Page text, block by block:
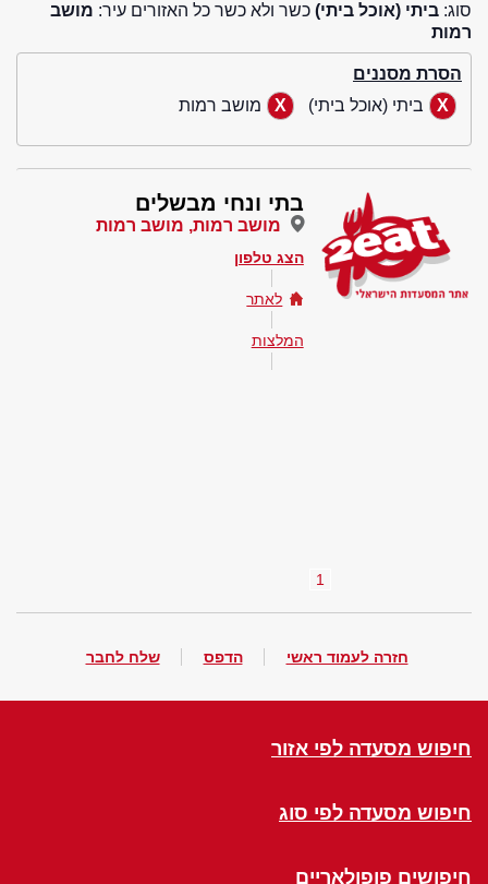
סוג: ביתי (אוכל ביתי) כשר ולא כשר כל האזורים עיר: מושב
רמות
הסרת מסננים
ביתי (אוכל ביתי)
מושב רמות
בתי ונחי מבשלים
מושב רמות, מושב רמות
הצג טלפון
לאתר
המלצות
1
חזרה לעמוד ראשי הדפס שלח לחבר
חיפוש מסעדה לפי אזור
חיפוש מסעדה לפי סוג
חיפושים פופולאריים